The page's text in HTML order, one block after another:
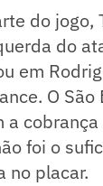
do jogo,
do
em
O
a
foi o
no placar.